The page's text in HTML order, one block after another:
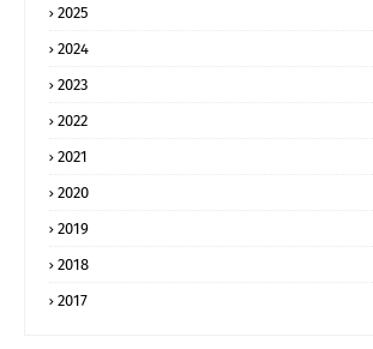
2025
2024
2023
2022
2021
2020
2019
2018
2017